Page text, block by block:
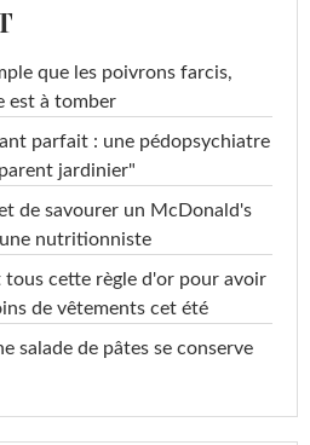
que les poivrons farcis,
est à tomber
parfait : une pédopsychiatre
jardinier"
de savourer un McDonald's
nutritionniste
tous cette règle d'or pour avoir
de vêtements cet été
salade de pâtes se conserve